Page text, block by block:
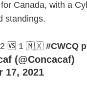
Canada, with a
standings.
🆚 1 🇲🇽 #CWCQ
(@Concacaf)
17, 2021